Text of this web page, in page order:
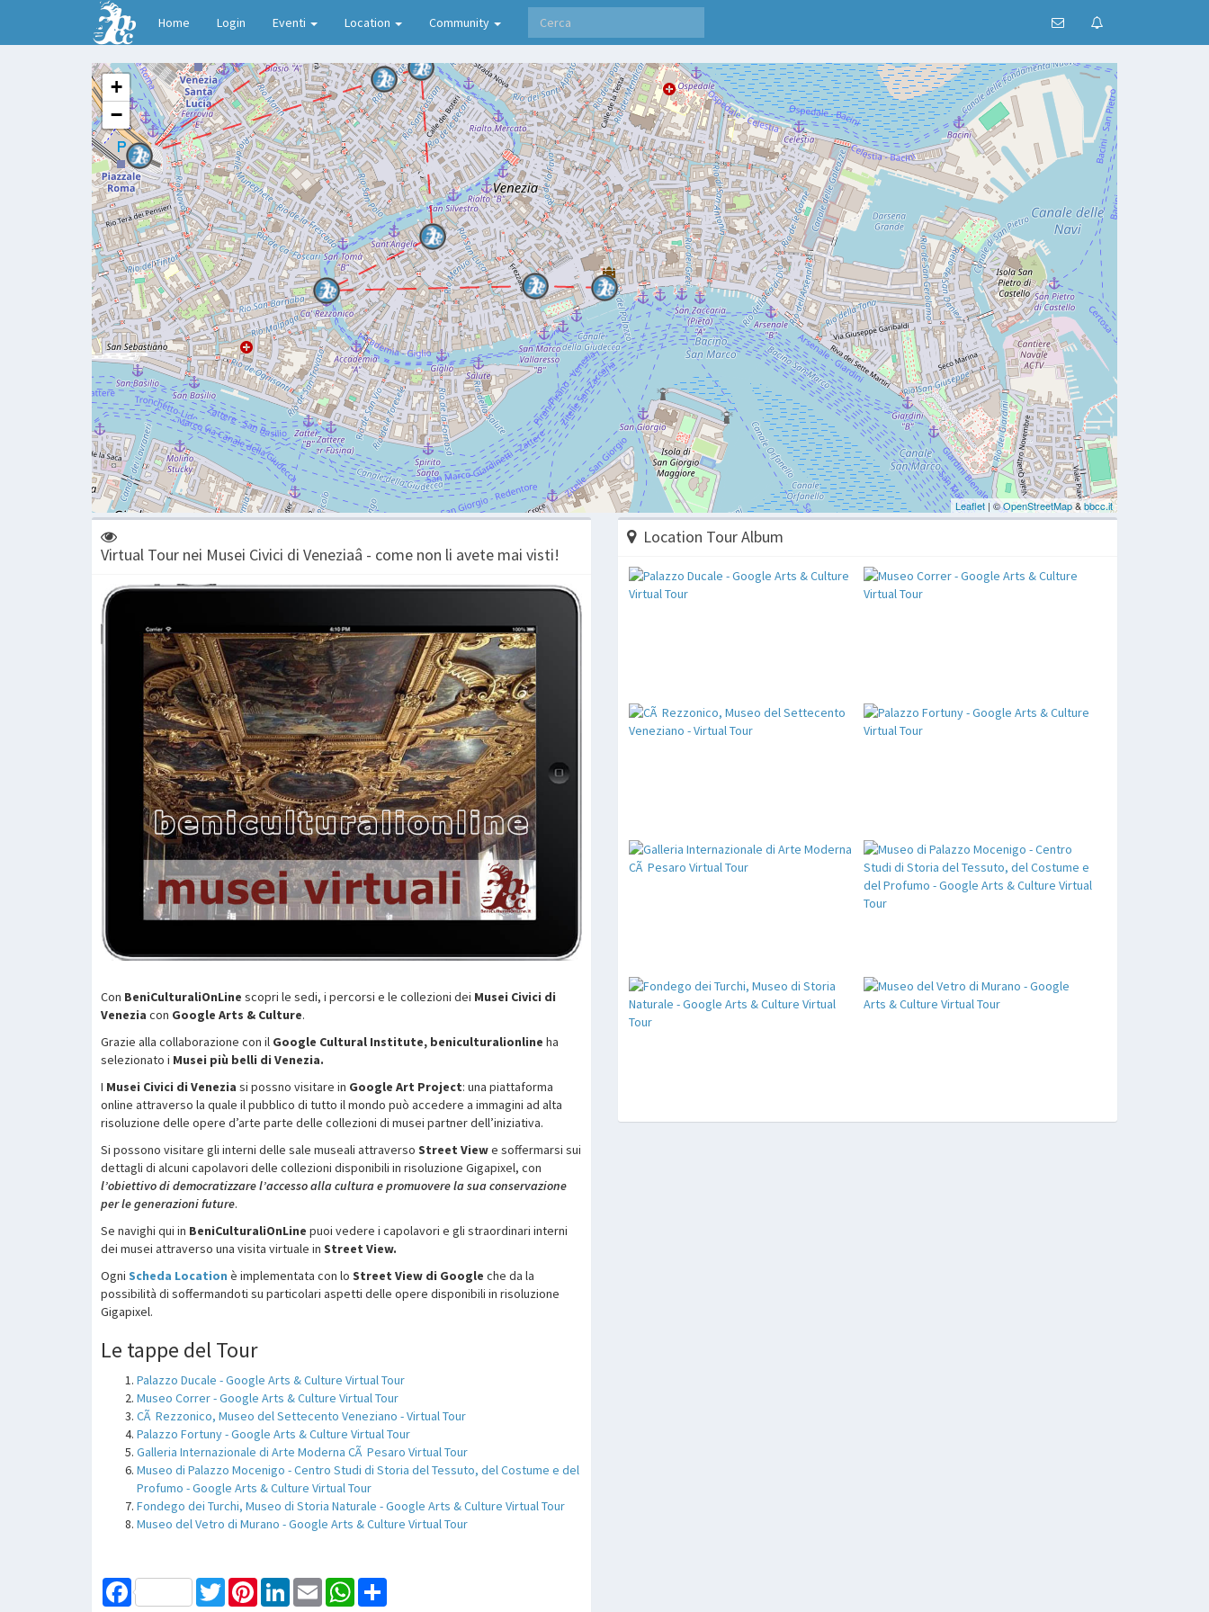
Home Login Eventi Location Community
Virtual Tour nei Musei Civici di Veneziaâ - come non li avete mai visti!
Con BeniCulturaliOnLine scopri le sedi, i percorsi e le collezioni dei Musei Civici di
Venezia con Google Arts & Culture.
Grazie alla collaborazione con il Google Cultural Institute, beniculturalionline ha
selezionato i Musei più belli di Venezia.
I Musei Civici di Venezia si possno visitare in Google Art Project: una piattaforma
online attraverso la quale il pubblico di tutto il mondo può accedere a immagini ad alta
risoluzione delle opere d’arte parte delle collezioni di musei partner dell’iniziativa.
Si possono visitare gli interni delle sale museali attraverso Street Viewe soffermarsi sui
dettagli di alcuni capolavori delle collezioni disponibili in risoluzione Gigapixel, con
l’obiettivo di democratizzare l’accesso alla cultura e promuovere la sua conservazione
per le generazioni future.
Se navighi qui in BeniCulturaliOnLine puoi vedere i capolavori e gli straordinari interni
dei musei attraverso una visita virtuale in Street View.
Ogni Scheda Location è implementata con lo Street View di Google che da la
possibilità di soffermandoti su particolari aspetti delle opere disponibili in risoluzione
Gigapixel.
Le tappe del Tour
Palazzo Ducale - Google Arts & Culture Virtual Tour
Museo Correr - Google Arts & Culture Virtual Tour
CÃ Rezzonico, Museo del Settecento Veneziano - Virtual Tour
Palazzo Fortuny - Google Arts & Culture Virtual Tour
Galleria Internazionale di Arte Moderna CÃ Pesaro Virtual Tour
Museo di Palazzo Mocenigo - Centro Studi di Storia del Tessuto, del Costume e del
Profumo - Google Arts & Culture Virtual Tour
Fondego dei Turchi, Museo di Storia Naturale - Google Arts & Culture Virtual Tour
Museo del Vetro di Murano - Google Arts & Culture Virtual Tour
Facebook TwitterPinterestLinkedInEmail WhatsApp
Location Tour Album